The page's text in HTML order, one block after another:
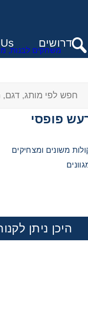
דרושים
פופסי
משונים ומצחיקים
היכן ניתן